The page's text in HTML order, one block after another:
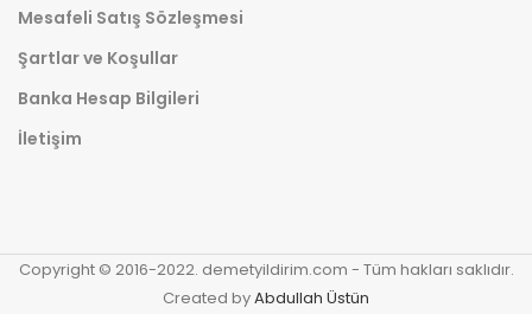
Mesafeli Satış Sözleşmesi
Şartlar ve Koşullar
Banka Hesap Bilgileri
İletişim
Copyright © 2016-2022. demetyildirim.com - Tüm hakları saklıdır.
Created byAbdullah Üstün